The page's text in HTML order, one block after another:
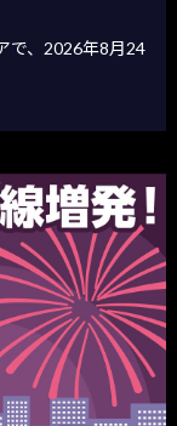
で、2026年8月24